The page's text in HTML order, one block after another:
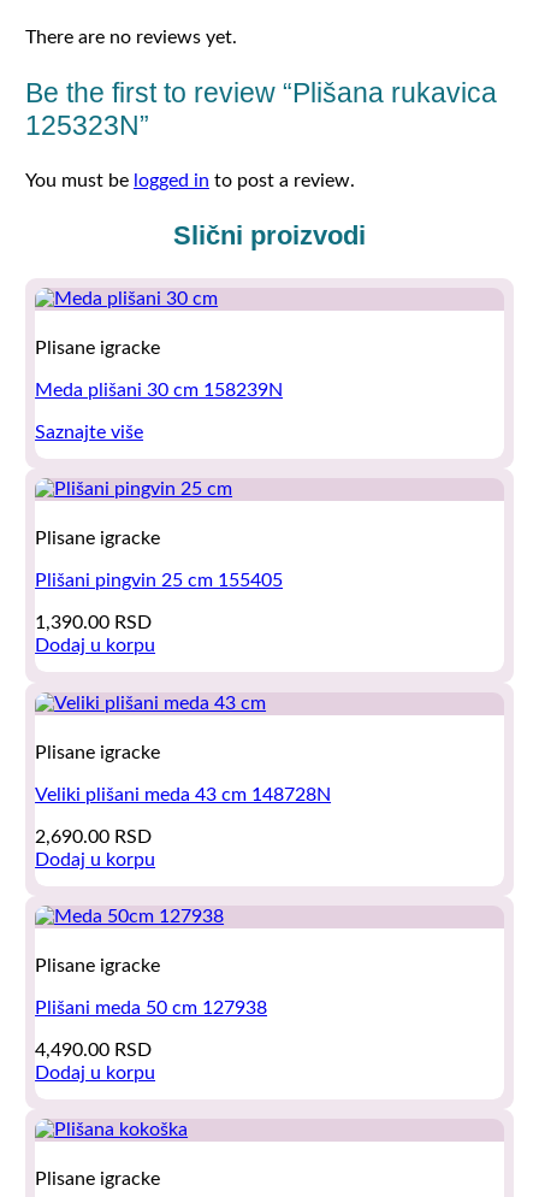
There are no reviews yet.
Be the first to review “Plišana rukavica
125323N”
You must be logged in to post a review.
Slični proizvodi
Plisane igracke
Meda plišani 30 cm 158239N
Saznajte više
Plisane igracke
Plišani pingvin 25 cm 155405
1,390.00 RSD
Dodaj u korpu
Plisane igracke
Veliki plišani meda 43 cm 148728N
2,690.00 RSD
Dodaj u korpu
Plisane igracke
Plišani meda 50 cm 127938
4,490.00 RSD
Dodaj u korpu
Plisane igracke